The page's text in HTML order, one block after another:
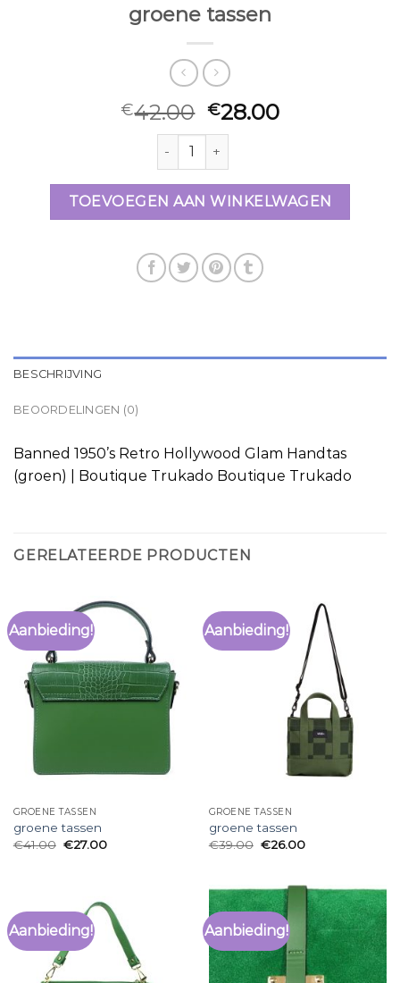
groene tassen
€42.00 €28.00
groene tassen aantal
TOEVOEGEN AAN WINKELWAGEN
BESCHRIJVING
BEOORDELINGEN (0)
Banned 1950’s Retro Hollywood Glam Handtas
(groen) | Boutique Trukado Boutique Trukado
GERELATEERDE PRODUCTEN
Aanbieding!
GROENE TASSEN
groene tassen
€41.00 €27.00
Aanbieding!
GROENE TASSEN
groene tassen
€39.00 €26.00
Aanbieding! Aanbieding!